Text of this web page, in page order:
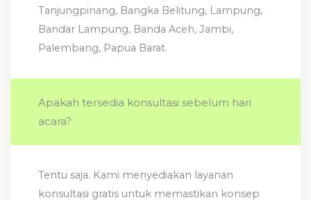
Tanjungpinang, Bangka Belitung, Lampung,
Bandar Lampung, Banda Aceh, Jambi,
Palembang, Papua Barat.
Apakah tersedia konsultasi sebelum hari
acara?
Tentu saja. Kami menyediakan layanan
konsultasi gratis untuk memastikan konsep